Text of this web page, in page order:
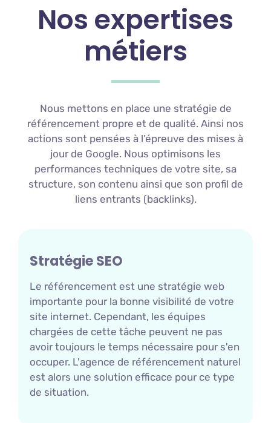
Nos expertises
métiers
Nous mettons en place une stratégie de
référencement propre et de qualité. Ainsi nos
actions sont pensées à l’épreuve des mises à
jourde Google. Nous optimisons les
performances techniques de votre site, sa
structure, son contenu ainsi que son profil de
liens entrants (backlinks).
Stratégie SEO
Le référencement est une stratégie web
importante pour la bonne visibilité de votre
site internet. Cependant, les équipes
chargées de cette tâche peuvent ne pas
avoir toujours le temps nécessaire pour s'en
occuper. L'agence de référencement naturel
est alors une solution efficace pour ce type
de situation.